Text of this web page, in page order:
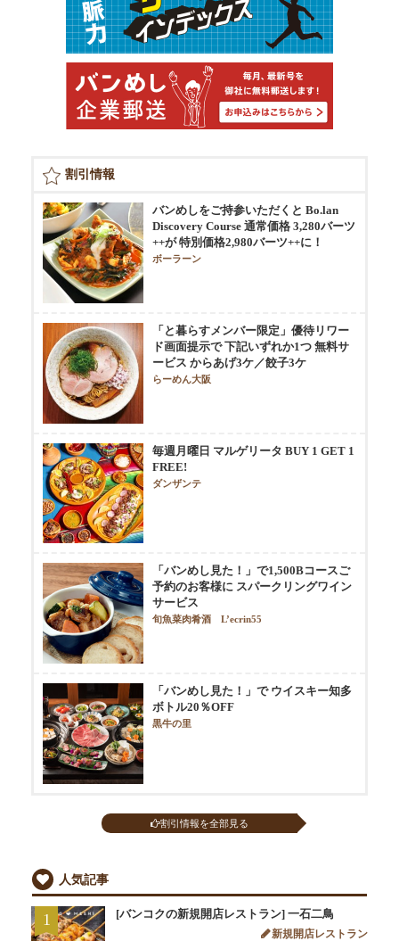
割引情報
バンめしをご持参いただくと Bo.lan
Discovery Course 通常価格 3,280バーツ
++が 特別価格2,980バーツ++に！
ボーラーン
「と暮らすメンバー限定」優待リワー
ド画面提示で 下記いずれか1つ 無料サ
ービス からあげ3ケ／餃子3ケ
らーめん大阪
毎週月曜日 マルゲリータ BUY 1 GET 1
FREE!
ダンザンテ
「バンめし見た！」で1,500Bコースご
予約のお客様に スパークリングワイン
サービス
旬魚菜肉肴酒 L’ecrin55
「バンめし見た！」で ウイスキー知多
ボトル20％OFF
黒牛の里
割引情報を全部見る
人気記事
1 [バンコクの新規開店レストラン] 一石二鳥
新規開店レストラン